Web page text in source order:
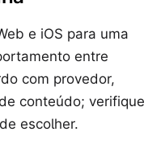
e iOS para uma
entre
com provedor,
conteúdo; verifique
escolher.